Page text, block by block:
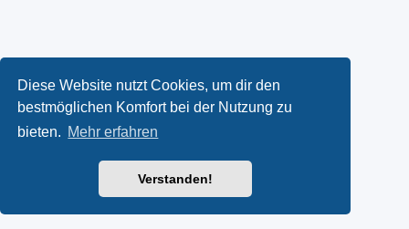
Diese Website nutzt Cookies, um dir den
bestmöglichen Komfort bei der Nutzung zu
bieten. Mehr erfahren
Verstanden!